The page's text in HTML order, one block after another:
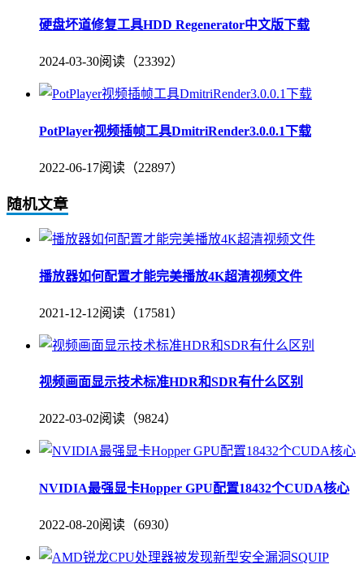
硬盘坏道修复工具HDD Regenerator中文版下载
2024-03-30阅读（23392）
PotPlayer视频插帧工具DmitriRender3.0.0.1下载
2022-06-17阅读（22897）
随机文章
播放器如何配置才能完美播放4K超清视频文件
2021-12-12阅读（17581）
视频画面显示技术标准HDR和SDR有什么区别
2022-03-02阅读（9824）
NVIDIA最强显卡Hopper GPU配置18432个CUDA核心
2022-08-20阅读（6930）